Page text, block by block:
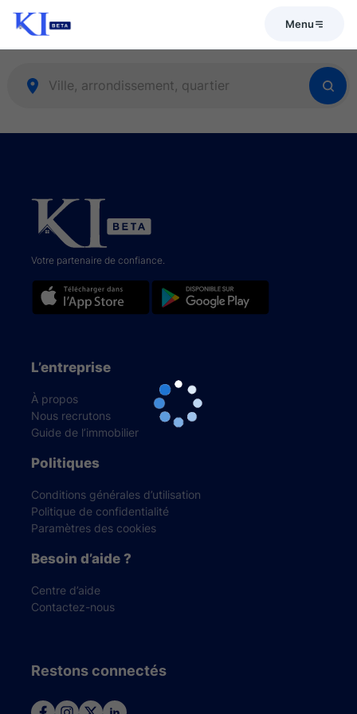
Menu
Votre partenaire de confiance.
L’entreprise
À propos
Nous recrutons
Guide de l’immobilier
Politiques
Conditions générales d’utilisation
Politique de confidentialité
Paramètres des cookies
Besoin d’aide ?
Centre d’aide
Contactez-nous
Restons connectés